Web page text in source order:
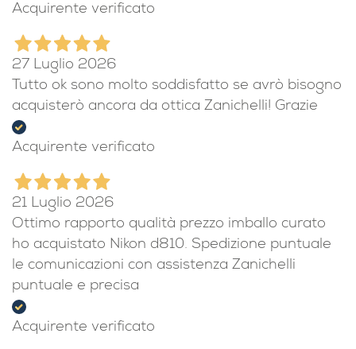
Acquirente verificato
27 Luglio 2026
Tutto ok sono molto soddisfatto se avrò bisogno
acquisterò ancora da ottica Zanichelli! Grazie
Acquirente verificato
21 Luglio 2026
Ottimo rapporto qualità prezzo imballo curato
ho acquistato Nikon d810. Spedizione puntuale
le comunicazioni con assistenza Zanichelli
puntuale e precisa
Acquirente verificato